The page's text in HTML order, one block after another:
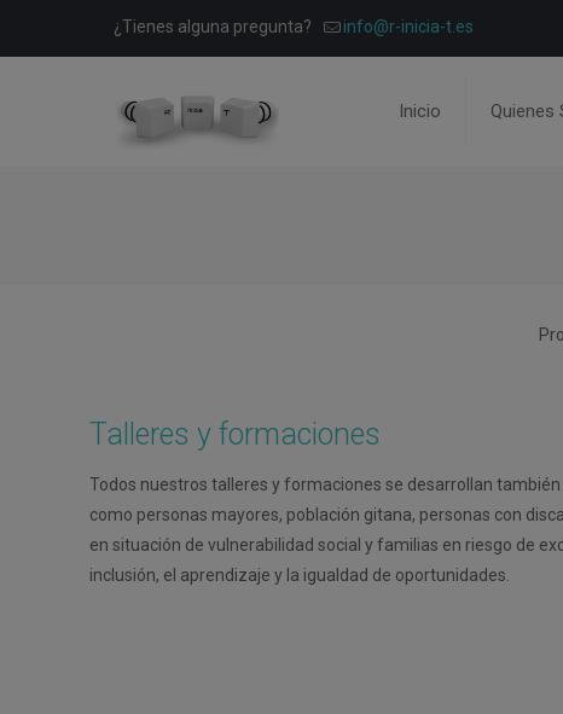
¿Tienes alguna pregunta? info@r-inicia-t.es
Inicio Quienes
Talleres y formaciones
Todos nuestros talleres y formaciones se desarrollan
como personas mayores, población gitana, personas con
en situación de vulnerabilidad social y familias en riesgo de
inclusión, el aprendizaje y la igualdad de oportunidades.